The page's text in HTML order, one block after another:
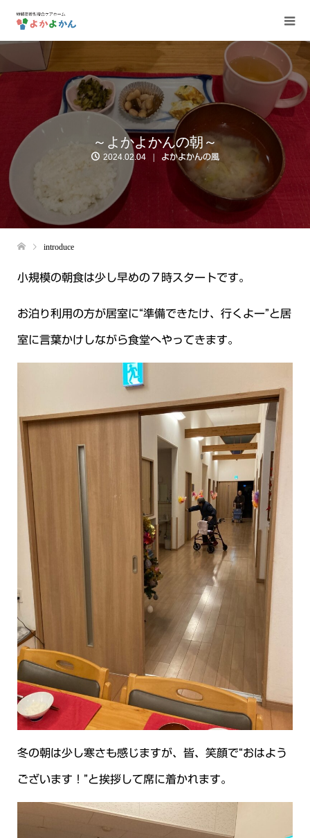
～よかよかんの朝～
2024.02.04 よかよかんの風
introduce
小規模の朝食は少し早めの７時スタートです。
お泊り利用の方が居室に“準備できたけ、行くよー”と居
室に言葉かけしながら食堂へやってきます。
冬の朝は少し寒さも感じますが、皆、笑顔で“おはよう
ございます！”と挨拶して席に着かれます。